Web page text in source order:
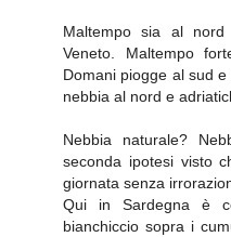
Maltempo sia al
Veneto. Maltempo
Domani piogge al sud
nebbia al nord e
Nebbia naturale?
seconda ipotesi visto
giornata senza
Qui in Sardegna è
bianchiccio sopra i